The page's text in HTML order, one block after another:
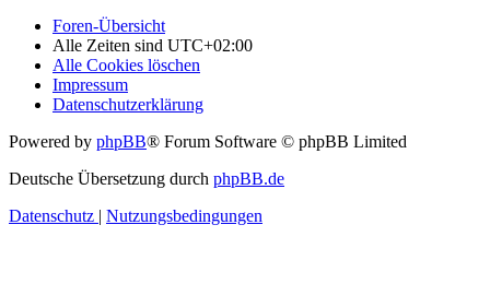
Foren-Übersicht
Alle Zeiten sind UTC+02:00
Alle Cookies löschen
Impressum
Datenschutzerklärung
Powered by phpBB® Forum Software © phpBB Limited
Deutsche Übersetzung durch phpBB.de
Datenschutz | Nutzungsbedingungen